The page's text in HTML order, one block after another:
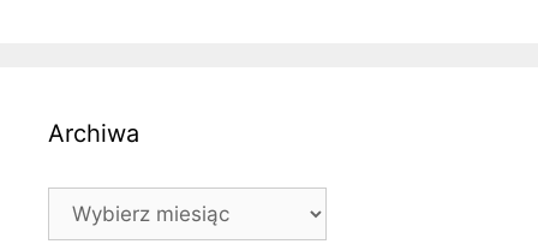
Archiwa
Archiwa